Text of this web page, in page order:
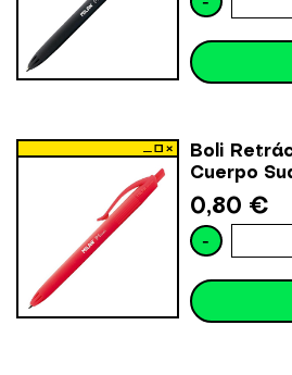
Boli
Cuerpo
0,80 €
-